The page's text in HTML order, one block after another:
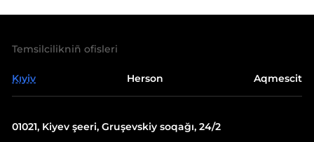
Temsilcilikniñ ofisleri
Kıyiv Herson Aqmescit
01021, Kiyev şeeri, Gruşevskiy soqağı, 24/2